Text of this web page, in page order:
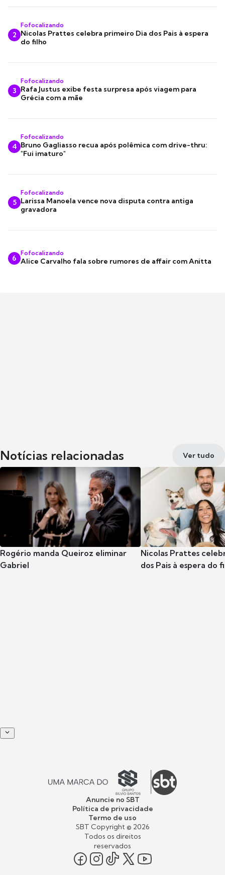
2
Fofocalizando
Nicolas Prattes celebra primeiro Dia dos Pais à espera
do filho
3
Fofocalizando
Rafa Justus exibe festa surpresa após viagem para
Grécia com a mãe
4
Fofocalizando
Bruno Gagliasso recua após polêmica com drive-thru:
"Fui imaturo"
5
Fofocalizando
Larissa Manoela vence nova disputa contra antiga
gravadora
6
Fofocalizando
Alice Carvalho fala sobre rumores de affair com Anitta
Notícias relacionadas Ver tudo
Rogério manda Queiroz eliminar
Gabriel
Nicolas Prattes
dos Pais à espera do
Anuncie no SBT
Política de privacidade
Termo de uso
SBT Copyright © 2026
Todos os direitos
reservados